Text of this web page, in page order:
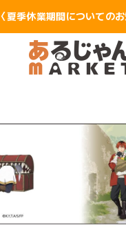
〈夏季休業期間についてのお